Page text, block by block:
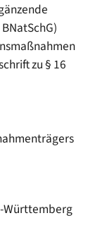
zu § 16
Württemberg